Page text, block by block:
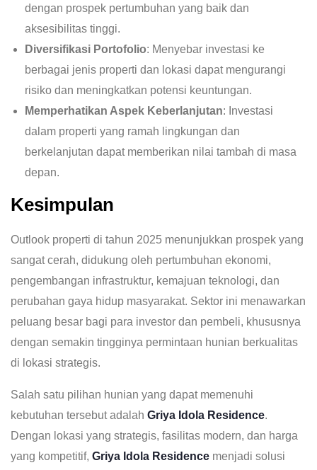
dengan prospek pertumbuhan yang baik dan
aksesibilitas tinggi.
Diversifikasi Portofolio: Menyebar investasi ke
berbagai jenis properti dan lokasi dapat mengurangi
risiko dan meningkatkan potensi keuntungan.
Memperhatikan Aspek Keberlanjutan: Investasi
dalam properti yang ramah lingkungan dan
berkelanjutan dapat memberikan nilai tambah di masa
depan.
Kesimpulan
Outlook properti di tahun 2025 menunjukkan prospek yang
sangat cerah, didukung oleh pertumbuhan ekonomi,
pengembangan infrastruktur, kemajuan teknologi, dan
perubahan gaya hidup masyarakat. Sektor ini menawarkan
peluang besar bagi para investor dan pembeli, khususnya
dengan semakin tingginya permintaan hunian berkualitas
di lokasi strategis.
Salah satu pilihan hunian yang dapat memenuhi
kebutuhan tersebut adalah Griya Idola Residence.
Dengan lokasi yang strategis, fasilitas modern, dan harga
yang kompetitif, Griya Idola Residence menjadi solusi